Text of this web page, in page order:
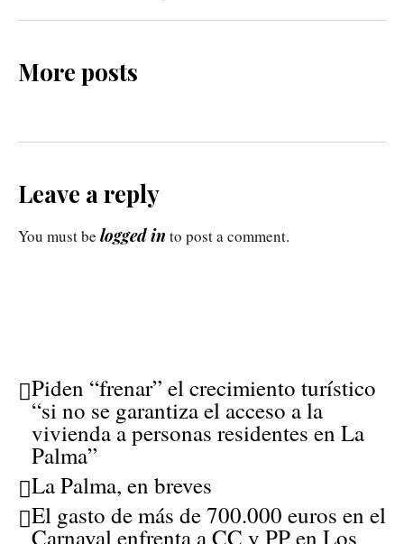
More posts
Leave a reply
You must be logged in to post a comment.
Piden “frenar” el crecimiento turístico
“si no se garantiza el acceso a la
vivienda a personas residentes en La
Palma”
La Palma, en breves
El gasto de más de 700.000 euros en el
Carnaval enfrenta a CC y PP en Los